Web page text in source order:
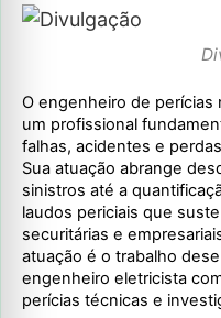
O engenheiro de perícias
um profissional
falhas, acidentes e
Sua atuação abrange
sinistros até a
laudos periciais que
securitárias e
atuação é o trabalho
engenheiro eletricista
perícias técnicas e